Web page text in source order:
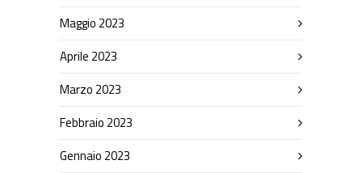
Maggio 2023
Aprile 2023
Marzo 2023
Febbraio 2023
Gennaio 2023